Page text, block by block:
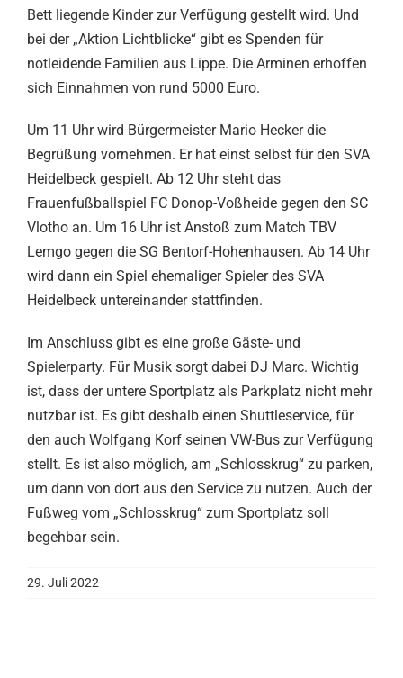
Bett liegende Kinder zur Verfügung gestellt wird. Und
bei der „Aktion Lichtblicke“ gibt es Spenden für
notleidende Familien aus Lippe. Die Arminen erhoffen
sich Einnahmen von rund 5000 Euro.
Um 11 Uhr wird Bürgermeister Mario Hecker die
Begrüßung vornehmen. Er hat einst selbst für den SVA
Heidelbeck gespielt. Ab 12 Uhr steht das
Frauenfußballspiel FC Donop-Voßheide gegen den SC
Vlotho an. Um 16 Uhr ist Anstoß zum Match TBV
Lemgo gegen die SG Bentorf-Hohenhausen. Ab 14 Uhr
wird dann ein Spiel ehemaliger Spieler des SVA
Heidelbeck untereinander stattfinden.
Im Anschluss gibt es eine große Gäste- und
Spielerparty. Für Musik sorgt dabei DJ Marc. Wichtig
ist, dass der untere Sportplatz als Parkplatz nicht mehr
nutzbar ist. Es gibt deshalb einen Shuttleservice, für
den auch Wolfgang Korf seinen VW-Bus zur Verfügung
stellt. Es ist also möglich, am „Schlosskrug“ zu parken,
um dann von dort aus den Service zu nutzen. Auch der
Fußweg vom „Schlosskrug“ zum Sportplatz soll
begehbar sein.
29. Juli 2022